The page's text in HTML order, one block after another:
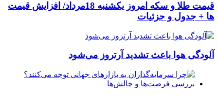
قیمت طلا و سکه امروز یکشنبه 18مرداد/ افزایش قیمت
ها + جدول و جزئیات
آلودگی هوا باعث تشدید آرتروز می‌شود